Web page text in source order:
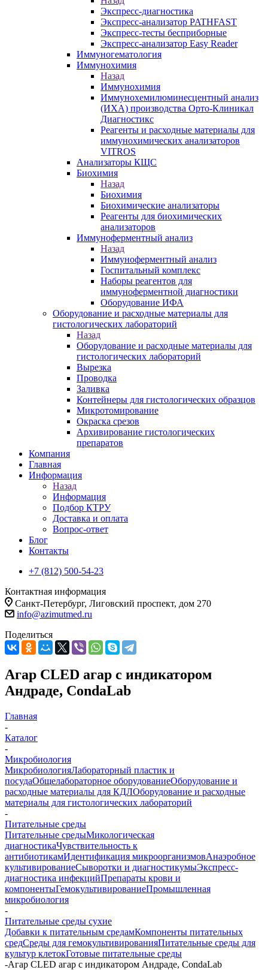
Экспресс-диагностика
Экспресс-анализатор PATHFAST
Экспресс-тесты бесприборные
Экспресс-анализатор Easy Reader
Иммуногематология
Иммунохимия
Назад
Иммунохимия
Иммунохемилюминесцентный анализ
(ИХА) производства Орто-Клиникал
Диагностикс
Реагенты и расходные материалы для
иммунохимических анализаторов
VITROS
Анализаторы КЩС
Биохимия
Назад
Биохимия
Биохимические анализаторы
Реагенты для биохимических
анализаторов
Иммуноферментный анализ
Назад
Иммуноферментный анализ
Госпитальный комплекс
Наборы реагентов для
иммуноферментной диагностики
Оборудование ИФА
Оборудование и расходные материалы для
гистологических лабораторий
Назад
Оборудование и расходные материалы для
гистологических лабораторий
Вырезка
Проводка
Заливка
Контейнеры для гистологических образцов
Микротомирование
Окраска срезов
Архивирование гистологических
препаратов
Компания
Главная
Информация
Назад
Информация
Подбор КТРУ
Доставка и оплата
Вопрос-ответ
Блог
Контакты
+7 (812) 500-54-23
Контактная информация
Санкт-Петербург, Лиговский проспект, дом 270
info@azimutmed.ru
Поделиться
Агар CLED агар с индикатором
Андраде, CondaLab
Главная
-
Каталог
-
Микробиология
МикробиологияЛабораторный пластик и
посудаОбщелабораторное оборудованиеОборудование и
расходные материалы для КДЛОборудование и расходные
материалы для гистологических лабораторий
-
Питательные среды
Питательные средыМикологическая
диагностикаЧувствительность к
антибиотикамИдентификация микроорганизмовАнаэробное
культивированиеСыворотки и диагностикумыЭкспресс-
диагностика инфекцийПрепараты крови и
компонентыГемокультивированиеПромышленная
микробиология
-
Питательные среды сухие
Добавки к питательным средамКомпоненты питательных
средСреды для гемокультивированияПитательные среды для
культур клетокГотовые питательные среды
-Агар CLED агар с индикатором Андраде, CondaLab